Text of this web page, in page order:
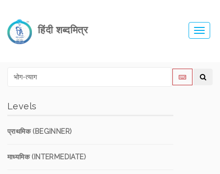
हिंदी शब्दमित्र
Levels
प्राथमिक (BEGINNER)
माध्यमिक (INTERMEDIATE)